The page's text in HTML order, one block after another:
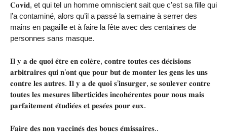
𝐂𝐨𝐯𝐢𝐝, et qui tel un homme omniscient sait que c’est sa fille qui
l’a contaminé, alors qu’il a passé la semaine à serrer des
mains en pagaille et à faire la fête avec des centaines de
personnes sans masque.
𝐈𝐥 𝐲 𝐚 𝐝𝐞 𝐪𝐮𝐨𝐢 𝐞̂𝐭𝐫𝐞 𝐞𝐧 𝐜𝐨𝐥𝐞̀𝐫𝐞, 𝐜𝐨𝐧𝐭𝐫𝐞 𝐭𝐨𝐮𝐭𝐞𝐬 𝐜𝐞𝐬 𝐝𝐞́𝐜𝐢𝐬𝐢𝐨𝐧𝐬
𝐚𝐫𝐛𝐢𝐭𝐫𝐚𝐢𝐫𝐞𝐬 𝐪𝐮𝐢 𝐧’𝐨𝐧𝐭 𝐪𝐮𝐞 𝐩𝐨𝐮𝐫 𝐛𝐮𝐭 𝐝𝐞 𝐦𝐨𝐧𝐭𝐞𝐫 𝐥𝐞𝐬 𝐠𝐞𝐧𝐬 𝐥𝐞𝐬 𝐮𝐧𝐬
𝐜𝐨𝐧𝐭𝐫𝐞 𝐥𝐞𝐬 𝐚𝐮𝐭𝐫𝐞𝐬. 𝐈𝐥 𝐲 𝐚 𝐝𝐞 𝐪𝐮𝐨𝐢 𝐬’𝐢𝐧𝐬𝐮𝐫𝐠𝐞𝐫, 𝐬𝐞 𝐬𝐨𝐮𝐥𝐞𝐯𝐞𝐫 𝐜𝐨𝐧𝐭𝐫𝐞
𝐭𝐨𝐮𝐭𝐞𝐬 𝐥𝐞𝐬 𝐦𝐞𝐬𝐮𝐫𝐞𝐬 𝐥𝐢𝐛𝐞𝐫𝐭𝐢𝐜𝐢𝐝𝐞𝐬 𝐢𝐧𝐜𝐨𝐡𝐞́𝐫𝐞𝐧𝐭𝐞𝐬 𝐩𝐨𝐮𝐫 𝐧𝐨𝐮𝐬 𝐦𝐚𝐢𝐬
𝐩𝐚𝐫𝐟𝐚𝐢𝐭𝐞𝐦𝐞𝐧𝐭 𝐞́𝐭𝐮𝐝𝐢𝐞́𝐞𝐬 𝐞𝐭 𝐩𝐞𝐬𝐞́𝐞𝐬 𝐩𝐨𝐮𝐫 𝐞𝐮𝐱.
𝐅𝐚𝐢𝐫𝐞 𝐝𝐞𝐬 𝐧𝐨𝐧 𝐯𝐚𝐜𝐜𝐢𝐧𝐞́𝐬 𝐝𝐞𝐬 𝐛𝐨𝐮𝐜𝐬 𝐞́𝐦𝐢𝐬𝐬𝐚𝐢𝐫𝐞𝐬..